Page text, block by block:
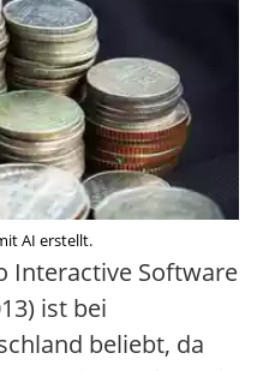
AI erstellt.
Interactive Software
ist bei
beliebt, da